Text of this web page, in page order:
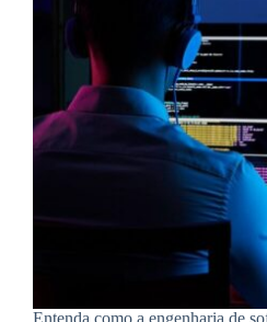
Entenda como a engenharia de